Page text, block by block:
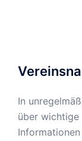
In
über wichtige